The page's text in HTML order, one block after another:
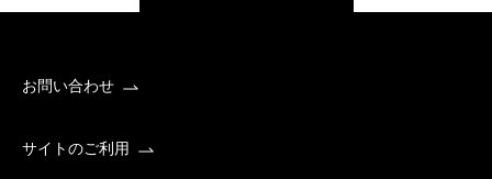
お問い合わせ
サイトのご利用